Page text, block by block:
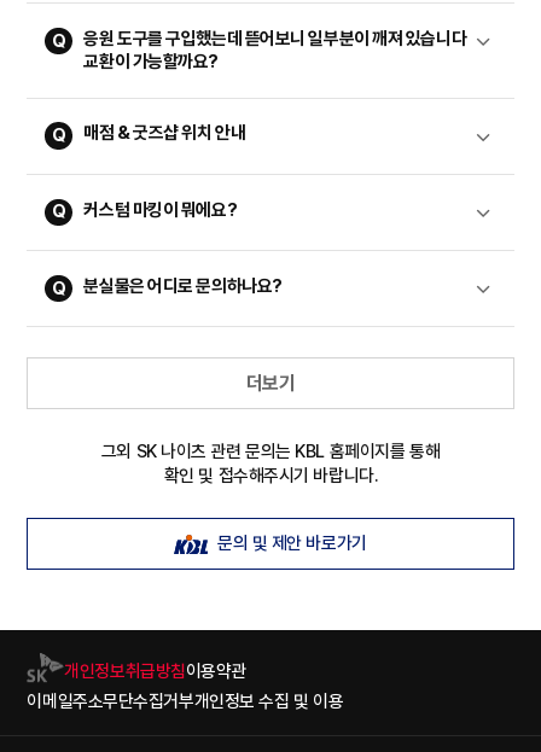
응원 도구를 구입했는데 뜯어보니 일부분이 깨져 있습니다
교환이 가능할까요?
매점 & 굿즈샵 위치 안내
커스텀 마킹이 뭐에요?
분실물은 어디로 문의하나요?
더보기
그외 SK 나이츠 관련 문의는 KBL 홈페이지를 통해
확인 및 접수해주시기 바랍니다.
문의 및 제안 바로가기
개인정보취급방침이용약관
이메일주소무단수집거부개인정보 수집 및 이용